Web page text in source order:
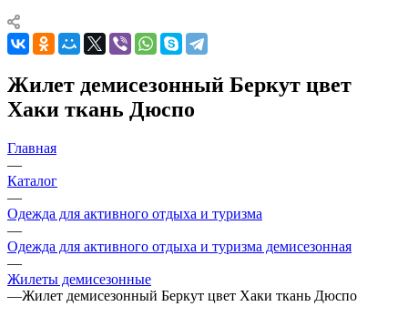
Жилет демисезонный Беркут цвет
Хаки ткань Дюспо
Главная
—
Каталог
—
Одежда для активного отдыха и туризма
—
Одежда для активного отдыха и туризма демисезонная
—
Жилеты демисезонные
—Жилет демисезонный Беркут цвет Хаки ткань Дюспо